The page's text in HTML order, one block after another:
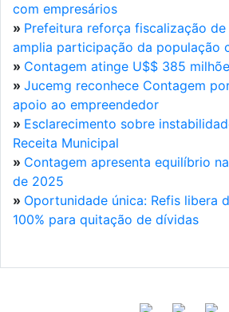
com empresários
» Prefeitura reforça fiscalização
amplia participação da população
» Contagem atinge U$$ 385
» Jucemg reconhece Contagem
apoio ao empreendedor
» Esclarecimento sobre
Receita Municipal
» Contagem apresenta equilíbrio
de 2025
» Oportunidade única: Refis libera
100% para quitação de dívidas